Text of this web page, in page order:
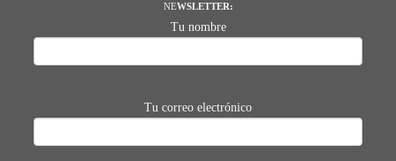
NEWSLETTER:
Tu nombre
Tu correo electrónico